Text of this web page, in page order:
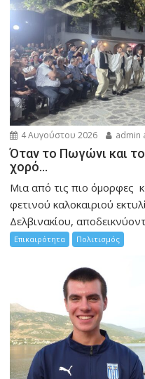
4 Αυγούστου 2026 admin
Όταν το Πωγώνι και
χορό…
Μια από τις πιο όμορφες
φετινού καλοκαιριού
Δελβινακίου,
Επικαιρότητα Πολιτισμός